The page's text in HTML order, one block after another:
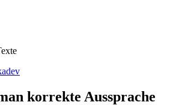
korrekte Aussprache